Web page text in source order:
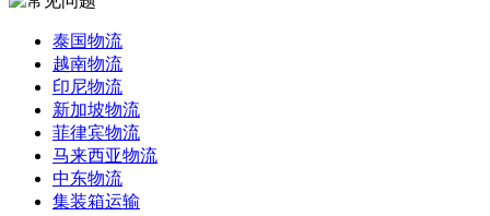
泰国物流
越南物流
印尼物流
新加坡物流
菲律宾物流
马来西亚物流
中东物流
集装箱运输